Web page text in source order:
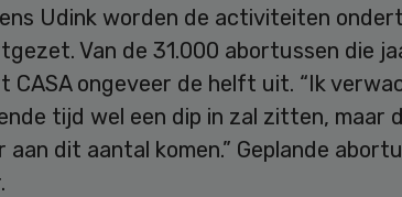
Udink worden de activiteiten
Van de 31.000 abortussen die
CASA ongeveer de helft uit. “Ik
tijd wel een dip in zal zitten, maar
aan dit aantal komen.” Geplande